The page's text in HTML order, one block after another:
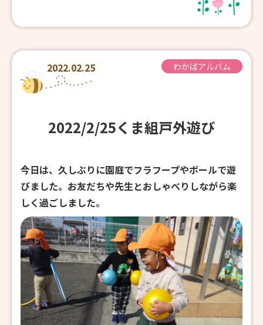
2022.02.25 わかばアルバム
2022/2/25くま組戸外遊び
今日は、久しぶりに園庭でフラフープやボールで遊
びました。お友だちや先生とおしゃべりしながら楽
しく過ごしました。